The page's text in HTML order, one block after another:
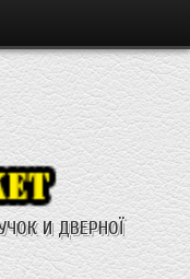
И ДВЕРНОЇ